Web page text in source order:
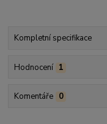
Kompletní specifikace
Hodnocení 1
Komentáře 0